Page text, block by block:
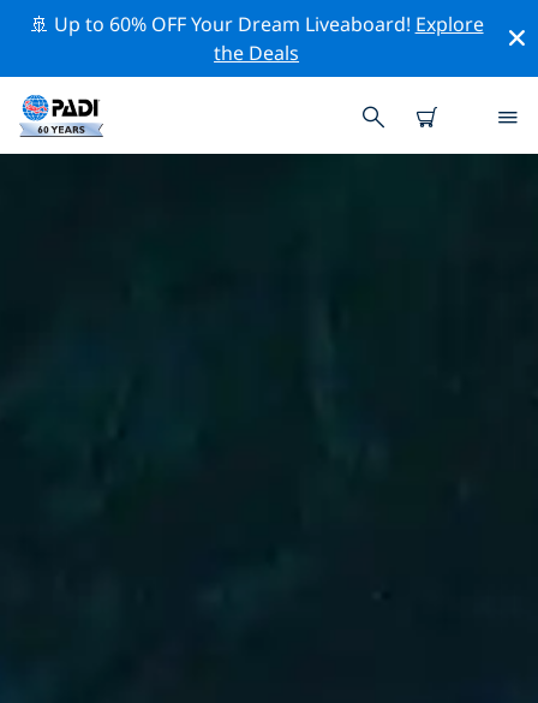
🚢 Up to 60% OFF Your Dream Liveaboard! Explore
the Deals